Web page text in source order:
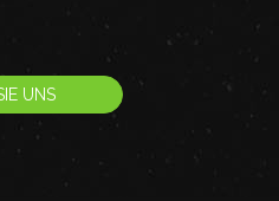
UNS